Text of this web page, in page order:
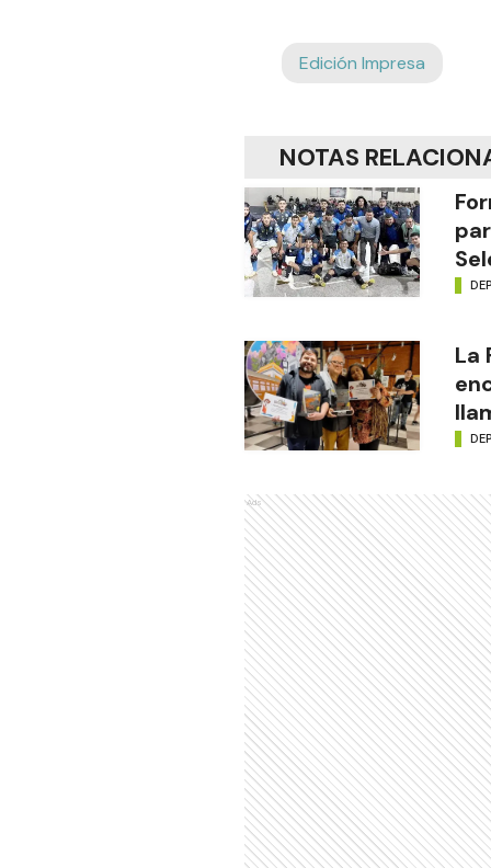
Edición Impresa
NOTAS
La
Ads